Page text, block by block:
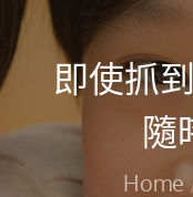
即使抓
隨
Home